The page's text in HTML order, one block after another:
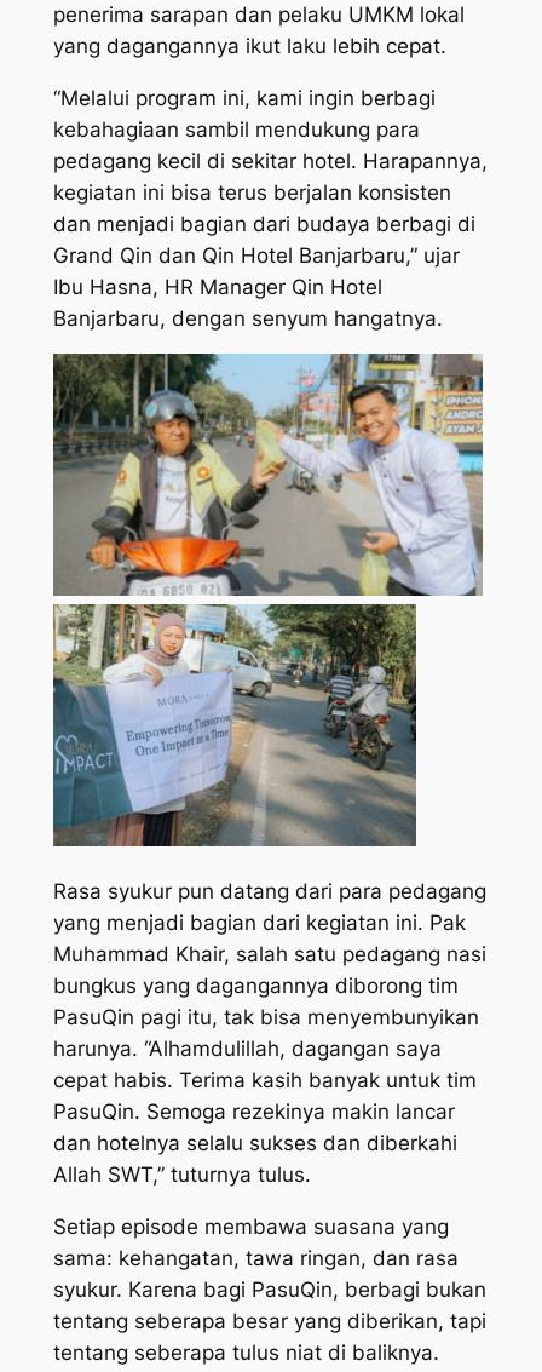
penerima sarapan dan pelaku UMKM lokal
yang dagangannya ikut laku lebih cepat.
“Melalui program ini, kami ingin berbagi
kebahagiaan sambil mendukung para
pedagang kecil di sekitar hotel. Harapannya,
kegiatan ini bisa terus berjalan konsisten
dan menjadi bagian dari budaya berbagi di
Grand Qin dan Qin Hotel Banjarbaru,” ujar
Ibu Hasna, HR Manager Qin Hotel
Banjarbaru, dengan senyum hangatnya.
Rasa syukur pun datang dari para pedagang
yang menjadi bagian dari kegiatan ini. Pak
Muhammad Khair, salah satu pedagang nasi
bungkus yang dagangannya diborong tim
PasuQin pagi itu, tak bisa menyembunyikan
harunya. “Alhamdulillah, dagangan saya
cepat habis. Terima kasih banyak untuk tim
PasuQin. Semoga rezekinya makin lancar
dan hotelnya selalu sukses dan diberkahi
Allah SWT,” tuturnya tulus.
Setiap episode membawa suasana yang
sama: kehangatan, tawa ringan, dan rasa
syukur. Karena bagi PasuQin, berbagi bukan
tentang seberapa besar yang diberikan, tapi
tentang seberapa tulus niat di baliknya.